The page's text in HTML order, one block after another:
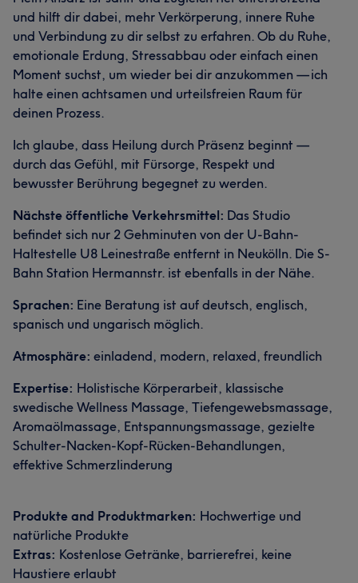
und hilft dir dabei, mehr Verkörperung, innere Ruhe
und Verbindung zu dir selbst zu erfahren. Ob du Ruhe,
emotionale Erdung, Stressabbau oder einfach einen
Moment suchst, um wieder bei dir anzukommen — ich
halte einen achtsamen und urteilsfreien Raum für
deinen Prozess.
Ich glaube, dass Heilung durch Präsenz beginnt —
durch das Gefühl, mit Fürsorge, Respekt und
bewusster Berührung begegnet zu werden.
Nächste öffentliche Verkehrsmittel: Das Studio
befindet sich nur 2 Gehminuten von der U-Bahn-
Haltestelle U8 Leinestraße entfernt in Neukölln. Die S-
Bahn Station Hermannstr. ist ebenfalls in der Nähe.
Sprachen: Eine Beratung ist auf deutsch, englisch,
spanisch und ungarisch möglich.
Atmosphäre: einladend, modern, relaxed, freundlich
Expertise: Holistische Körperarbeit, klassische
swedische Wellness Massage, Tiefengewebsmassage,
Aromaölmassage, Entspannungsmassage, gezielte
Schulter-Nacken-Kopf-Rücken-Behandlungen,
effektive Schmerzlinderung
Produkte and Produktmarken: Hochwertige und
natürliche Produkte
Extras: Kostenlose Getränke, barrierefrei, keine
Haustiere erlaubt